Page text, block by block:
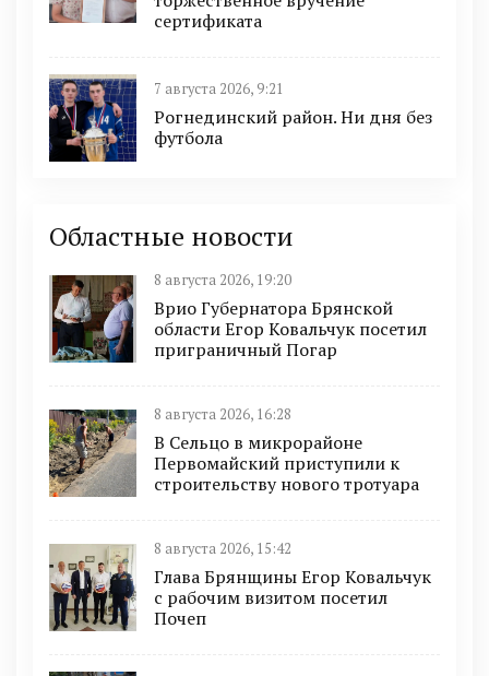
сертификата
7 августа 2026, 9:21
Рогнединский район. Ни дня без
футбола
Областные новости
8 августа 2026, 19:20
Врио Губернатора Брянской
области Егор Ковальчук посетил
приграничный Погар
8 августа 2026, 16:28
В Сельцо в микрорайоне
Первомайский приступили к
строительству нового тротуара
8 августа 2026, 15:42
Глава Брянщины Егор Ковальчук
с рабочим визитом посетил
Почеп